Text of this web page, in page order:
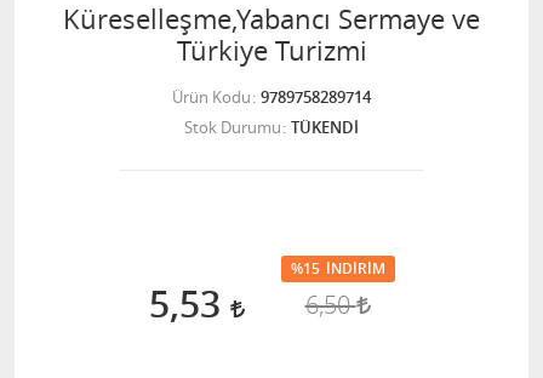
Küreselleşme,Yabancı Sermaye ve
Türkiye Turizmi
Ürün Kodu 9789758289714
Stok Durumu TÜKENDİ
5,53
%15 İNDIRIM
6,50